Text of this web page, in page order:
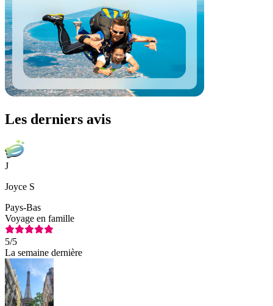
Les derniers avis
J
Joyce S
Pays-Bas
Voyage en famille
5/5
La semaine dernière